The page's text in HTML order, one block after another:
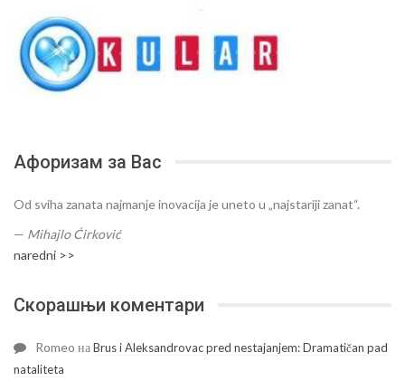
Афоризам за Вас
Od sviha zanata najmanje inovacija je uneto u „najstariji zanat“.
— Mihajlo Ćirković
naredni >>
Скорашњи коментари
Romeo наBrus i Aleksandrovac pred nestajanjem: Dramatičan pad
nataliteta